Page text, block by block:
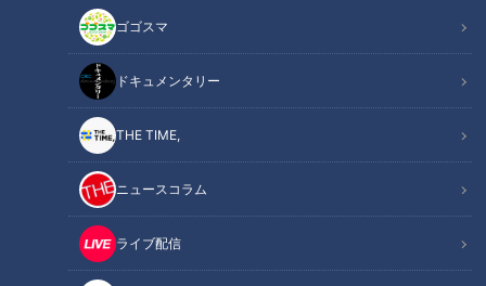
ゴゴスマ
ドキュメンタリー
THE TIME,
ニュースコラム
ライブ配信
【道マニア】明治以降に造られ
た 宮城最古の隧道が眠る廃道
【道との遭遇】
山の上に眠る小学校 当時の小
学生に思いを馳せながら“廃校の